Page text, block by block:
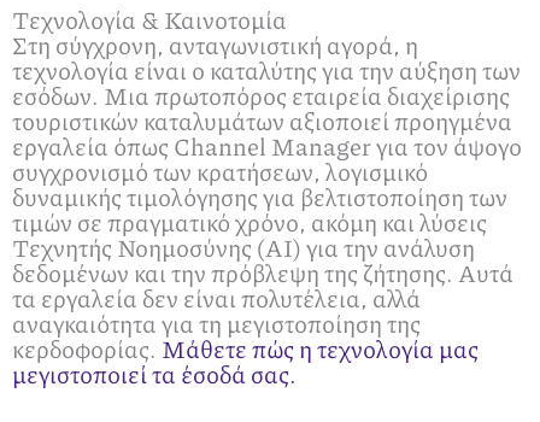
Τεχνολογία & Καινοτομία
Στη σύγχρονη, ανταγωνιστική αγορά, η
τεχνολογία είναι ο καταλύτης για την αύξηση των
εσόδων. Μια πρωτοπόρος εταιρεία διαχείρισης
τουριστικών καταλυμάτων αξιοποιεί προηγμένα
εργαλεία όπως Channel Manager για τον άψογο
συγχρονισμό των κρατήσεων, λογισμικό
δυναμικής τιμολόγησης για βελτιστοποίηση των
τιμών σε πραγματικό χρόνο, ακόμη και λύσεις
Τεχνητής Νοημοσύνης (AI) για την ανάλυση
δεδομένων και την πρόβλεψη της ζήτησης. Αυτά
τα εργαλεία δεν είναι πολυτέλεια, αλλά
αναγκαιότητα για τη μεγιστοποίηση της
κερδοφορίας. Μάθετε πώς η τεχνολογία μας
μεγιστοποιεί τα έσοδά σας.